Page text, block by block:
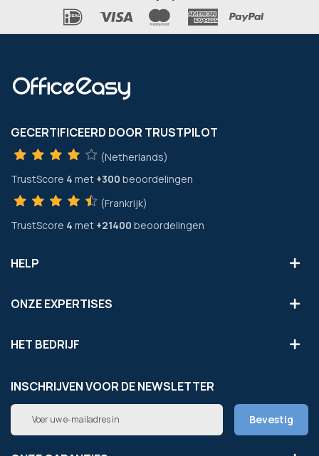
GECERTIFICEERD DOOR TRUSTPILOT
(Netherlands)
TrustScore 4 met +300 beoordelingen
(Frankrijk)
TrustScore 4 met +21400 beoordelingen
HELP
ONZE EXPERTISES
HET BEDRIJF
INSCHRIJVEN VOOR DE NEWSLETTER
Abonneer
op
onze
Bevestig